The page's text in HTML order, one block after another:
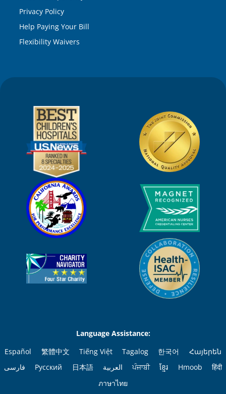
Privacy Policy
Help Paying Your Bill
Flexibility Waivers
Language Assistance:
Español
繁體中文 Tiếng Việt Tagalog 한국어
Հայերեն
فارسی
Русский 日本語 العربية ਪੰਜਾਬੀ ខ្មែរ Hmoob
हिंदी
ภาษาไทย